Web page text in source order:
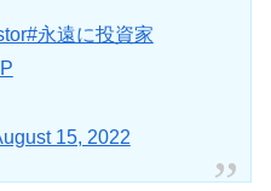
#永遠に投資家
15, 2022